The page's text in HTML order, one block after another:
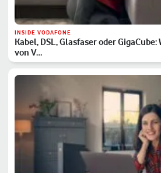
INSIDE VODAFONE
Kabel, DSL, Glasfaser oder
von V…